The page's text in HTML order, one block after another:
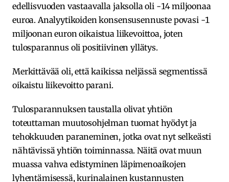
edellisvuoden vastaavalla jaksolla oli -14 miljoonaa
euroa. Analyytikoiden konsensusennuste povasi -1
miljoonan euron oikaistua liikevoittoa, joten
tulosparannus oli positiivinen yllätys.
Merkittävää oli, että kaikissa neljässä segmentissä
oikaistu liikevoitto parani.
Tulosparannuksen taustalla olivat yhtiön
toteuttaman muutosohjelman tuomat hyödyt ja
tehokkuuden paraneminen, jotka ovat nyt selkeästi
nähtävissä yhtiön toiminnassa. Näitä ovat muun
muassa vahva edistyminen läpimenoaikojen
lyhentämisessä, kurinalainen kustannusten